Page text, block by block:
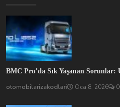
BMC Pro’da Sık Yaşanan Sorunlar:
otomobilarizakodlari